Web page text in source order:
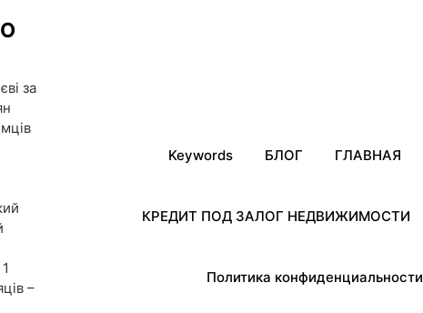
за
–
Keywords БЛОГ ГЛАВНАЯ
КРЕДИТ ПОД ЗАЛОГ НЕДВИЖИМОСТИ
Политика конфиденциальности